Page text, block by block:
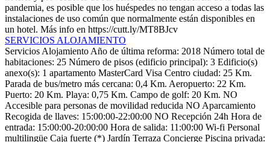
pandemia, es posible que los huéspedes no tengan acceso a todas las
instalaciones de uso común que normalmente están disponibles en
un hotel. Más info en https://cutt.ly/MT8BJcv
SERVICIOS ALOJAMIENTO
Servicios Alojamiento Año de última reforma: 2018 Número total de
habitaciones: 25 Número de pisos (edificio principal): 3 Edificio(s)
anexo(s): 1 apartamento MasterCard Visa Centro ciudad: 25 Km.
Parada de bus/metro más cercana: 0,4 Km. Aeropuerto: 22 Km.
Puerto: 20 Km. Playa: 0,75 Km. Campo de golf: 20 Km. NO
Accesible para personas de movilidad reducida NO Aparcamiento
Recogida de llaves: 15:00:00-22:00:00 NO Recepción 24h Hora de
entrada: 15:00:00-20:00:00 Hora de salida: 11:00:00 Wi-fi Personal
multilingüe Caja fuerte (*) Jardín Terraza Concierge Piscina privada: